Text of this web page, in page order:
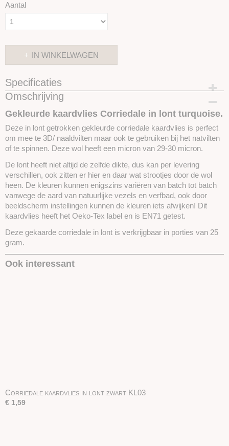
Aantal
IN WINKELWAGEN
Specificaties
Productcode
Omschrijving
Gekleurde kaardvlies Corriedale in lont turquoise.
Deze in lont getrokken gekleurde corriedale kaardvlies is perfect
om mee te 3D/ naaldvilten maar ook te gebruiken bij het natvilten
of te spinnen. Deze wol heeft een micron van 29-30 micron.
De lont heeft niet altijd de zelfde dikte, dus kan per levering
verschillen, ook zitten er hier en daar wat strootjes door de wol
heen. De kleuren kunnen enigszins variëren van batch tot batch
vanwege de aard van natuurlijke vezels en verfbad, ook door
beeldscherm instellingen kunnen de kleuren iets afwijken! Dit
kaardvlies heeft het Oeko-Tex label en is EN71 getest.
Deze gekaarde corriedale in lont is verkrijgbaar in porties van 25
gram.
Ook interessant
Corriedale kaardvlies in lont zwart KL03
€ 1,59